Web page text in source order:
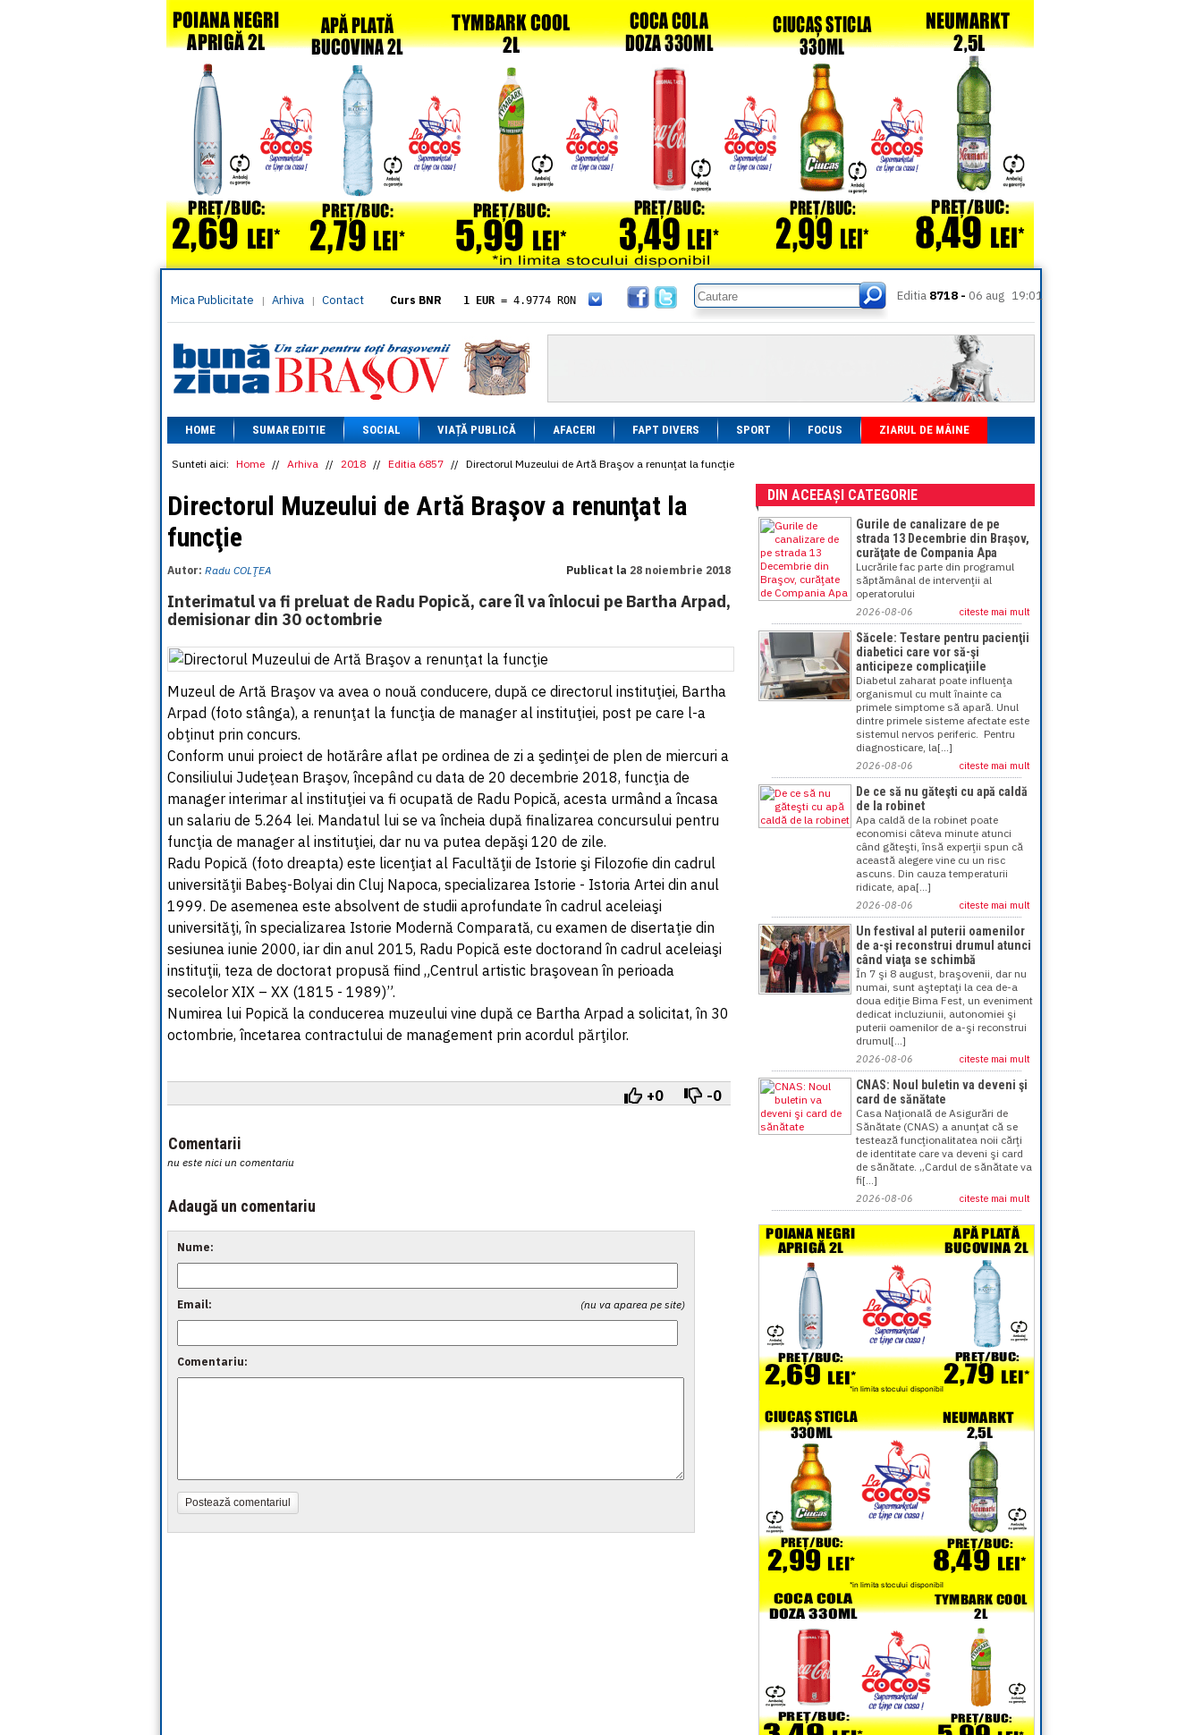
Mica Publicitate | Arhiva | Contact Curs BNR 1 EUR = 4.9774 RON
= 5.8304 RON
1 XAU= 464.4611 RON
1 AED= 1.1933 RON
1 AUD= 2.7957 RON
1 BGN= 2.5449 RON
1 CAD= 3.1559 RON
1 CHF= 5.2813 RON
1 CNY= 0.6015 RON
1 DKK
1 EGP = 0.0860 RON
= 0.3047 RON
1 MXN= 0.2227 RON
1 PLN= 1.1646 RON
1 RSD= 0.0425 RON
1 RUB = 0.0530 RON
= 0.4526 RON
1 TRY= 0.1141 RON
1 XDR = 5.9383 RON
= 0.2318 RON
Editia 8718 - 06 aug 19:01
HOME SUMAR EDITIE SOCIAL VIAȚĂ PUBLICĂ AFACERI FAPT DIVERS SPORT FOCUS ZIARUL DE MÂINE
Sunteti aici: Home // Arhiva // 2018 // Editia 6857 // Directorul Muzeului de Artă Braşov a renunţat la funcţie
Directorul Muzeului de Artă Braşov a renunţat la
funcţie
Autor: Radu COLŢEA Publicat la 28 noiembrie 2018
Interimatul va fi preluat de Radu Popică, care îl va înlocui pe Bartha Arpad,
demisionar din 30 octombrie
Muzeul de Artă Braşov va avea o nouă conducere, după ce directorul instituţiei, Bartha
Arpad (foto stânga), a renunţat la funcţia de manager al instituţiei, post pe care l-a
obţinut prin concurs.
Conform unui proiect de hotărâre aflat pe ordinea de zi a şedinţei de plen de miercuri a
Consiliului Judeţean Braşov, începând cu data de 20 decembrie 2018, funcţia de
manager interimar al instituţiei va fi ocupată de Radu Popică, acesta urmând a încasa
un salariu de 5.264 lei. Mandatul lui se va încheia după finalizarea concursului pentru
funcţia de manager al instituţiei, dar nu va putea depăşi 120 de zile.
Radu Popică (foto dreapta) este licenţiat al Facultăţii de Istorie şi Filozofie din cadrul
universităţii Babeş-Bolyai din Cluj Napoca, specializarea Istorie - Istoria Artei din anul
1999. De asemenea este absolvent de studii aprofundate în cadrul aceleiaşi
universităţi, în specializarea Istorie Modernă Comparată, cu examen de disertaţie din
sesiunea iunie 2000, iar din anul 2015, Radu Popică este doctorand în cadrul aceleiaşi
instituţii, teza de doctorat propusă fiind „Centrul artistic braşovean în perioada
secolelor XIX – XX (1815 - 1989)”.
Numirea lui Popică la conducerea muzeului vine după ce Bartha Arpad a solicitat, în 30
octombrie, încetarea contractului de management prin acordul părţilor.
+0 -0
Comentarii
nu este nici un comentariu
Adaugă un comentariu
Nume:
(nu va aparea pe site)
Email:
Comentariu:
Postează comentariul
DIN ACEEAȘI CATEGORIE
Gurile de canalizare de pe
strada 13 Decembrie din Braşov,
curăţate de Compania Apa
Lucrările fac parte din programul
săptămânal de intervenţii al
operatorului
2026-08-06 citeste mai mult
Săcele: Testare pentru pacienţii
diabetici care vor să-şi
anticipeze complicaţiile
Diabetul zaharat poate influenţa
organismul cu mult înainte ca
primele simptome să apară. Unul
dintre primele sisteme afectate este
sistemul nervos periferic. Pentru
diagnosticare, la[...]
2026-08-06 citeste mai mult
De ce să nu găteşti cu apă caldă
de la robinet
Apa caldă de la robinet poate
economisi câteva minute atunci
când găteşti, însă experţii spun că
această alegere vine cu un risc
ascuns. Din cauza temperaturii
ridicate, apa[...]
2026-08-06 citeste mai mult
Un festival al puterii oamenilor
de a-şi reconstrui drumul atunci
când viaţa se schimbă
În 7 şi 8 august, braşovenii, dar nu
numai, sunt aşteptaţi la cea de-a
doua ediţie Bima Fest, un eveniment
dedicat incluziunii, autonomiei şi
puterii oamenilor de a-şi reconstrui
drumul[...]
2026-08-06 citeste mai mult
CNAS: Noul buletin va deveni şi
card de sănătate
Casa Naţională de Asigurări de
Sănătate (CNAS) a anunţat că se
testează funcţionalitatea noii cărţi
de identitate care va deveni şi card
de sănătate. „Cardul de sănătate va
fi[...]
2026-08-06 citeste mai mult